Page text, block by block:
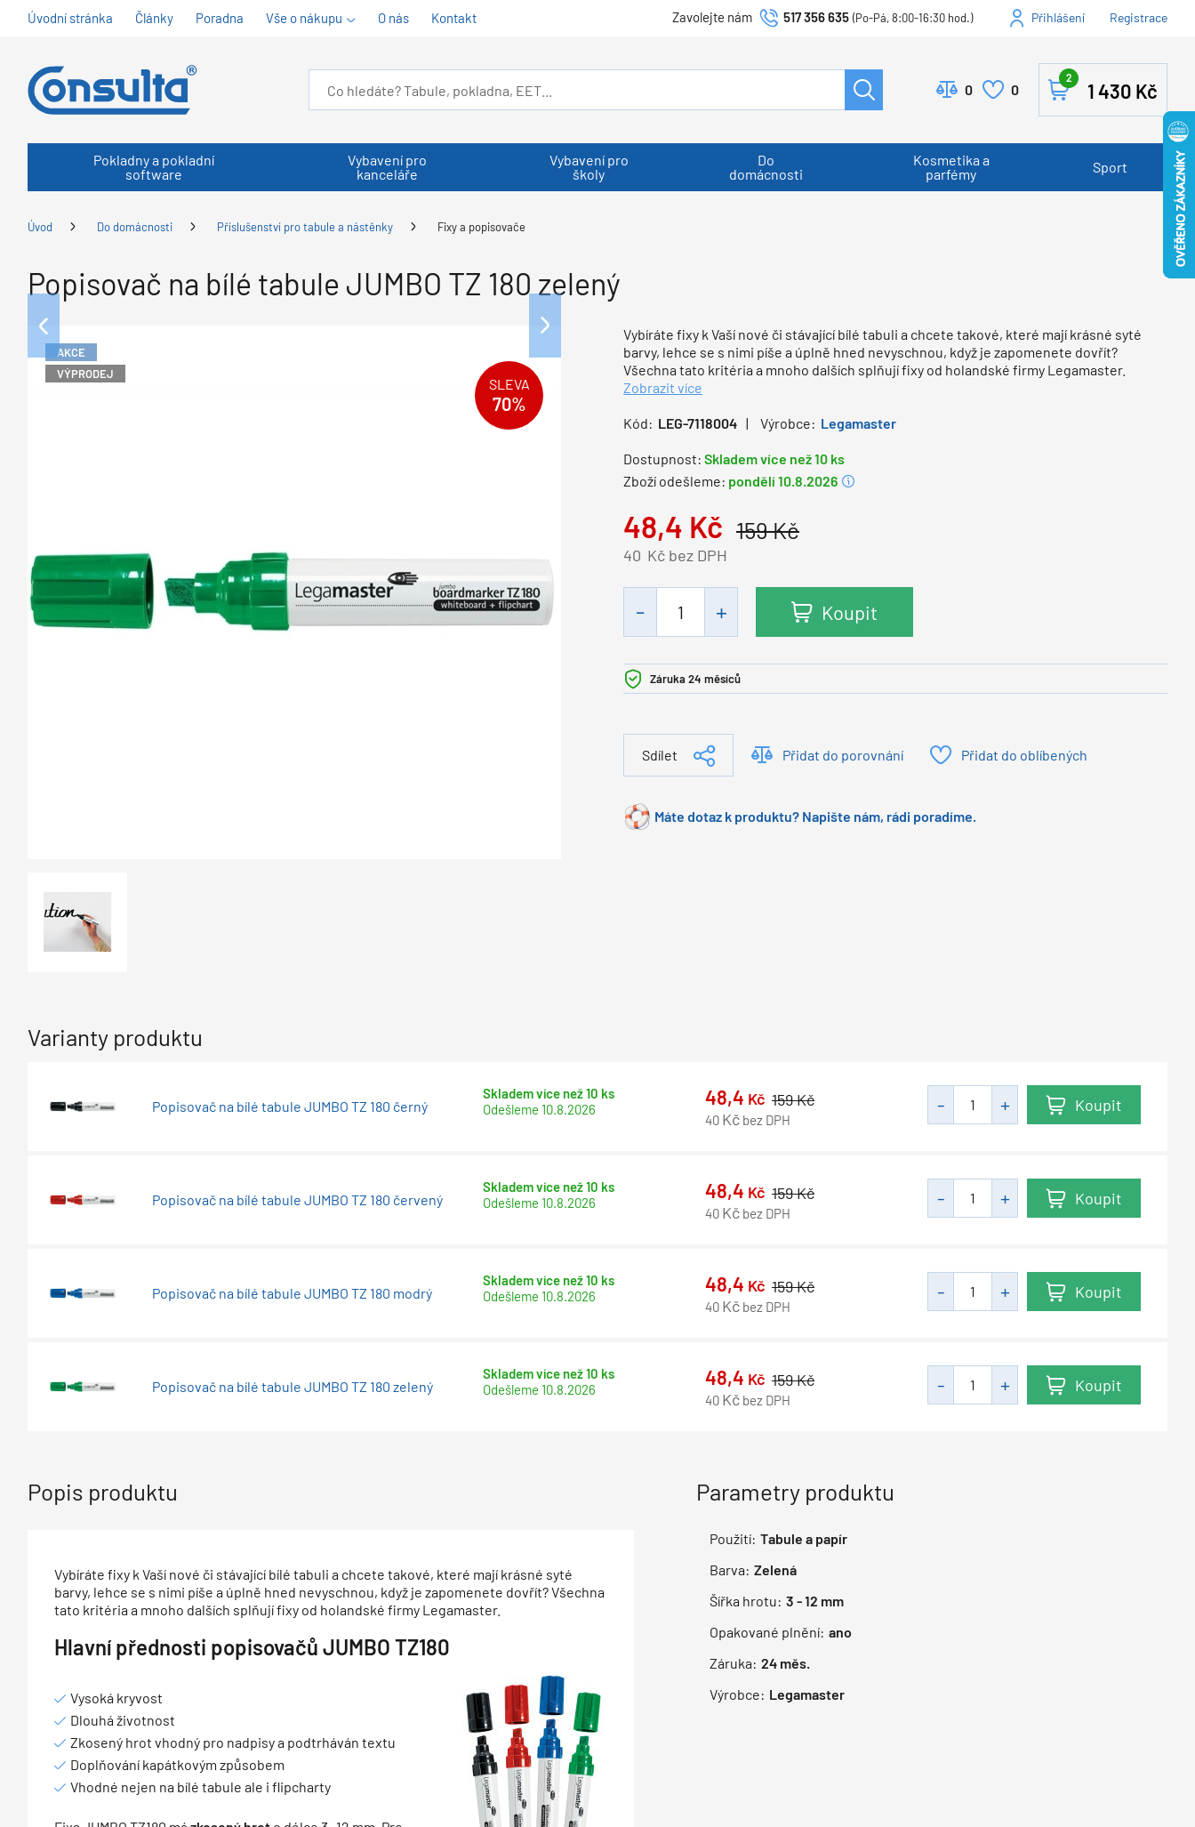
Úvodní stránka Články Poradna Vše o nákupu O nás Kontakt Zavolejte nám 517 356 635 (Po-Pá, 8:00-16:30 hod.) Přihlášení Registrace
0 0 1 430 Kč
2
Pokladny a pokladní
software
Vybavení pro
kanceláře
Vybavení pro
školy
Do
domácnosti
Kosmetika a
parfémy
Sport
Úvod Do domácnosti Příslušenství pro tabule a nástěnky Fixy a popisovače
Popisovač na bílé tabule JUMBO TZ 180 zelený
AKCE
VÝPRODEJ
SLEVA
70%
Vybíráte fixy k Vaší nové či stávající bílé tabuli a chcete takové, které mají krásné syté
barvy, lehce se s nimi píše a úplně hned nevyschnou, když je zapomenete dovřít?
Všechna tato kritéria a mnoho dalších splňují fixy od holandské firmy Legamaster.
Zobrazit více
Kód: LEG-7118004 Výrobce: Legamaster
Dostupnost: Skladem více než 10 ks
Zboží odešleme: pondělí 10.8.2026
159Kč
48,4 Kč
Kč bez DPH
40
Koupit
Záruka 24 měsíců
Sdílet Přidat do porovnání Přidat do oblíbených
Máte dotaz k produktu? Napište nám, rádi poradíme.
Varianty produktu
Popisovač na bílé tabule JUMBO TZ 180 černý
Skladem více než 10 ks
Odešleme 10.8.2026
48,4 Kč 159Kč
40 Kč bez DPH
Koupit
Popisovač na bílé tabule JUMBO TZ 180 červený
Skladem více než 10 ks
Odešleme 10.8.2026
48,4 Kč 159Kč
40 Kč bez DPH
Koupit
Popisovač na bílé tabule JUMBO TZ 180 modrý
Skladem více než 10 ks
Odešleme 10.8.2026
48,4 Kč 159Kč
40 Kč bez DPH
Koupit
Popisovač na bílé tabule JUMBO TZ 180 zelený
Skladem více než 10 ks
Odešleme 10.8.2026
48,4 Kč 159Kč
40 Kč bez DPH
Koupit
Popis produktu
Vybíráte fixy k Vaší nové či stávající bílé tabuli a chcete takové, které mají krásné syté
barvy, lehce se s nimi píše a úplně hned nevyschnou, když je zapomenete dovřít? Všechna
tato kritéria a mnoho dalších splňují fixy od holandské firmy Legamaster.
Hlavní přednosti popisovačů JUMBO TZ180
Vysoká kryvost
Dlouhá životnost
Zkosený hrot vhodný pro nadpisy a podtrháván textu
Doplňování kapátkovým způsobem
Vhodné nejen na bílé tabule ale i flipcharty
Parametry produktu
Použití: Tabule a papír
Barva: Zelená
Šířka hrotu: 3 - 12 mm
Opakované plnění: ano
Záruka: 24 měs.
Výrobce: Legamaster